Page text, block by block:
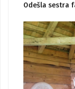
Odešla sestra